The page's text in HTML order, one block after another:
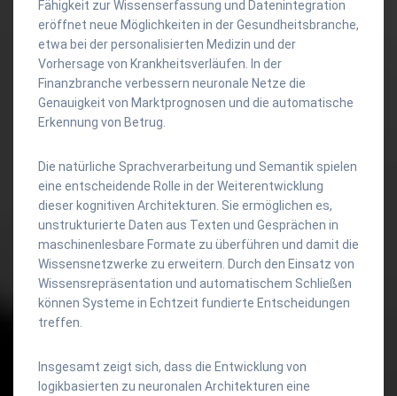
Fähigkeit zur Wissenserfassung und Datenintegration
eröffnet neue Möglichkeiten in der Gesundheitsbranche,
etwa bei der personalisierten Medizin und der
Vorhersage von Krankheitsverläufen. In der
Finanzbranche verbessern neuronale Netze die
Genauigkeit von Marktprognosen und die automatische
Erkennung von Betrug.
Die natürliche Sprachverarbeitung und Semantik spielen
eine entscheidende Rolle in der Weiterentwicklung
dieser kognitiven Architekturen. Sie ermöglichen es,
unstrukturierte Daten aus Texten und Gesprächen in
maschinenlesbare Formate zu überführen und damit die
Wissensnetzwerke zu erweitern. Durch den Einsatz von
Wissensrepräsentation und automatischem Schließen
können Systeme in Echtzeit fundierte Entscheidungen
treffen.
Insgesamt zeigt sich, dass die Entwicklung von
logikbasierten zu neuronalen Architekturen eine